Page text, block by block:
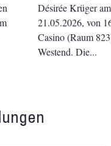
Désirée Krüger
21.05.2026, von
Casino (Raum
Westend. Die